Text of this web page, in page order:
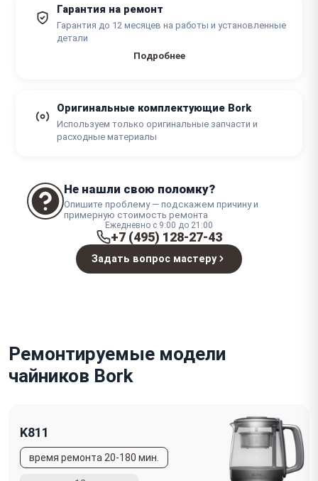
Гарантия на ремонт
Гарантия до 12 месяцев на работы и установленные
детали
Подробнее
Оригинальные комплектующие Bork
Используем только оригинальные запчасти и
расходные материалы
Не нашли свою поломку?
Опишите проблему — подскажем причину и
примерную стоимость ремонта
Ежедневно с 9:00 до 21:00
+7 (495) 128-27-43
Задать вопрос мастеру
Ремонтируемые модели
чайников Bork
K811